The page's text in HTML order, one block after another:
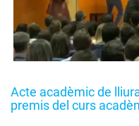
Acte acadèmic de
premis del curs